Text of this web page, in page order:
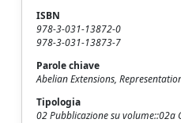
ISBN
978-3-031-13872-0
978-3-031-13873-7
Parole chiave
Abelian Extensions,
Tipologia
02 Pubblicazione su volume::02a